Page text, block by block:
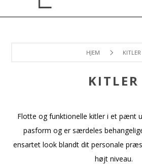
HJEM KITLER
KITLER
Flotte og funktionelle kitler i et pænt
pasform og er særdeles
ensartet look blandt dit personale
højt niveau.